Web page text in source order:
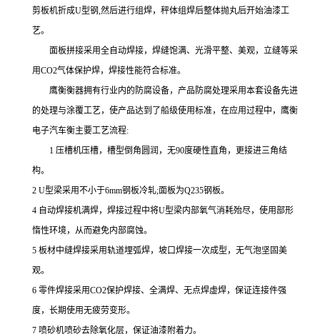
剪板机折成U型钢,然后进行组焊，秤体组焊后整体抛丸后开始油漆工
艺。
面板拼接采用全自动焊接，焊缝饱满、光滑平整、美观，立缝等采
用CO2气体保护焊，焊接性能符合标准。
鹰衡衡器拥有行业内的防腐设备，产品防腐处理采用本套设备先进
的处理与涂覆工艺，使产品达到了船级使用标准，在应用过程中，鹰衡
电子汽车衡主要工艺流程:
1 压槽机压槽，槽型倒角圆润，无90度硬性直角，更接进三角结
构。
2 U型梁采用不小于6mm钢板冷轧;面板为Q235钢板。
4 自动焊接机满焊，焊接过程中将U型梁内部氧气消耗殆尽，使用部形
惰性环境，从而避免内部腐蚀。
5 板材中缝焊接采用轨道埋弧焊，坡口焊接一次成型，无气泡坚固美
观。
6 零件焊接采用CO2保护焊接、全满焊、无点焊虚焊，保证连接件强
度，长期使用无疲劳变形。
7 喷砂机喷砂去除氧化层，保证油漆附着力。